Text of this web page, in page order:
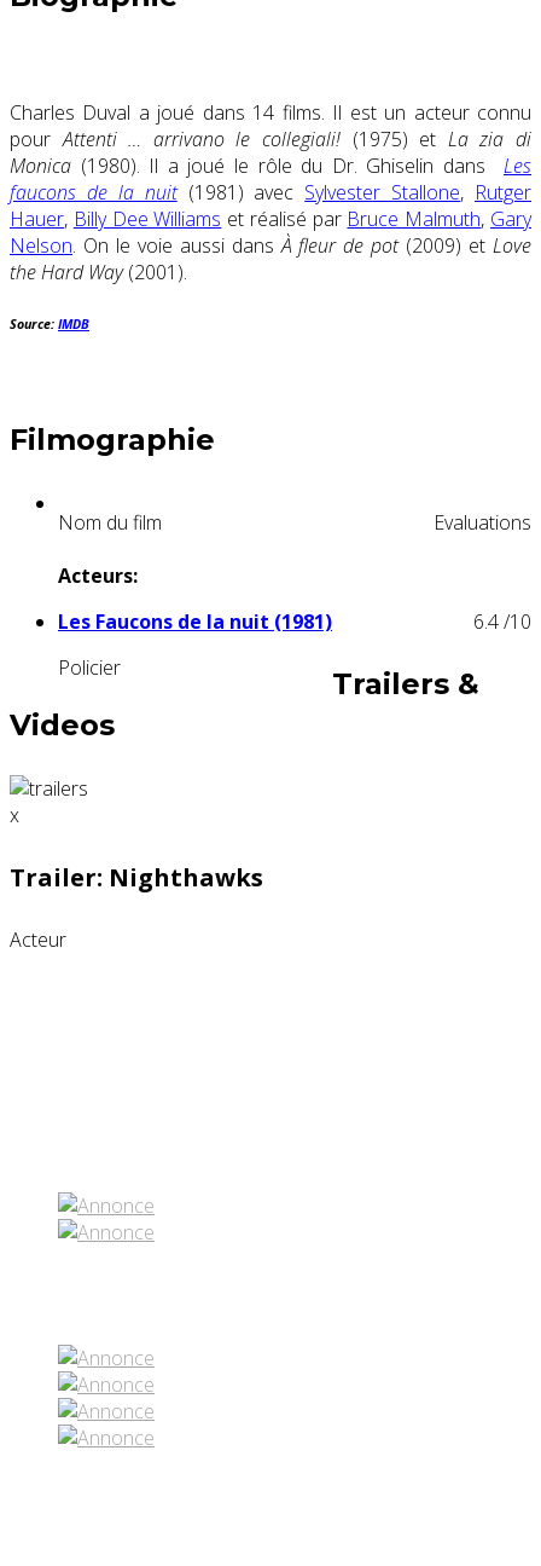
Charles Duval a joué dans 14 films. Il est un acteur connu
pourAttenti … arrivano le collegiali! (1975) et La zia di
Monica (1980). Il a joué le rôle du Dr. Ghiselin dans Les
faucons de la nuit(1981) avec Sylvester Stallone, Rutger
Hauer, Billy Dee Williams et réalisé par Bruce Malmuth, Gary
Nelson. On le voie aussi dans À fleur de pot(2009) etLove
the Hard Way(2001).
Source: IMDB
Filmographie
Nom du film
Evaluations
Acteurs:
Les Faucons de la nuit (1981)
Policier
6.4/10
Trailers &
Videos
x
Trailer: Nighthawks
Acteur